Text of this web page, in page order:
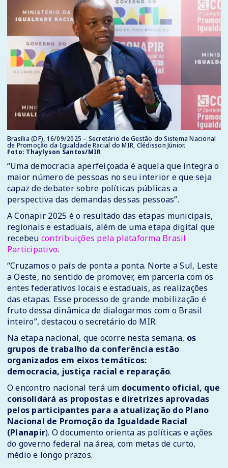
Brasília (DF), 16/09/2025 – Secretário de Gestão do Sistema Nacional
de Promoção da Igualdade Racial do MIR, Clédisson Júnior.
Foto: Thaylyson Santos/MIR
“Uma democracia aperfeiçoada é aquela que integra o
maior número de pessoas no seu interior e que seja
capaz de debater sobre políticas públicas a
perspectiva das demandas dessas pessoas”.
A Conapir 2025 é o resultado das etapas municipais,
regionais e estaduais, além de uma etapa digital que
recebeu contribuições pela plataforma Brasil
Participativo.
“Cruzamos o país de ponta a ponta. Norte a Sul, Leste
a Oeste, no sentido de promover, em parceria com os
entes federativos locais e estaduais, as realizações
das etapas. Esse processo de grande mobilização é
fruto dessa dinâmica de dialogarmos com o Brasil
inteiro”, destacou o secretário do MIR.
Na etapa nacional, que ocorre nesta semana, os
grupos de trabalho da conferência estão
organizados em eixos temáticos:
democracia, justiça racial e reparação.
O encontro nacional terá um documento oficial, que
consolidará as propostas e diretrizes aprovadas
pelos participantes para a atualização do Plano
Nacional de Promoção da Igualdade Racial
(Planapir). O documento orienta as políticas e ações
do governo federal na área, com metas de curto,
médio e longo prazos.